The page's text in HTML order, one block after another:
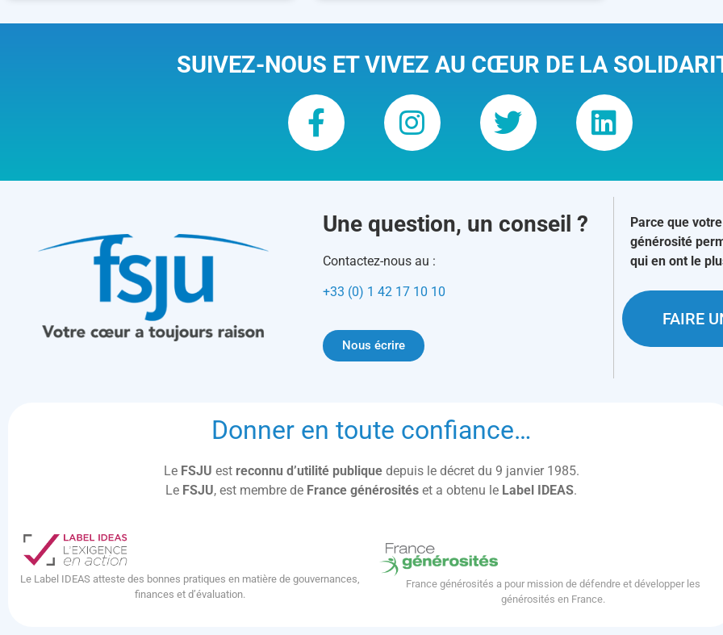
SUIVEZ-NOUS ET VIVEZ AU CŒUR DE LA
Une question, un conseil ?
Contactez-nous au :
+33 (0) 1 42 17 10 10
Nous écrire
Parce que
générosité
qui en ont le
FAIRE
Donner en toute confiance…
Le FSJU est reconnu d’utilité publique depuis le décret du 9 janvier 1985.
Le FSJU, est membre de France générosités et a obtenu le Label IDEAS.
Le Label IDEAS atteste des bonnes pratiques en matière de gouvernances,
finances et d’évaluation.
France générosités a pour mission de défendre et développer les
générosités en France.